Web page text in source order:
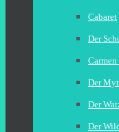
Cabaret
Der
Carmen
Der
Der
Der